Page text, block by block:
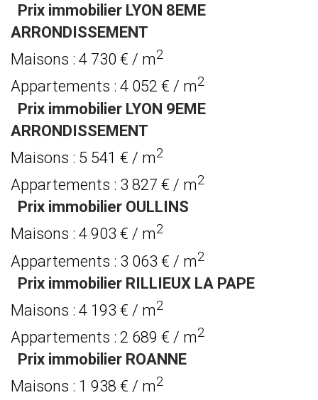
Prix immobilier LYON 8EME
ARRONDISSEMENT
Maisons : 4 730 € / m2
Appartements : 4 052 € / m2
Prix immobilier LYON 9EME
ARRONDISSEMENT
Maisons : 5 541 € / m2
Appartements : 3 827 € / m2
Prix immobilier OULLINS
Maisons : 4 903 € / m2
Appartements : 3 063 € / m2
Prix immobilier RILLIEUX LA PAPE
Maisons : 4 193 € / m2
Appartements : 2 689 € / m2
Prix immobilier ROANNE
Maisons : 1 938 € / m2